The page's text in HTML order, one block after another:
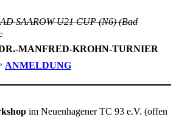
SAAROW U21 CUP (N6) (Bad
MANFRED-KROHN-TURNIER
ANMELDUNG
im Neuenhagener TC 93 e.V. (offen